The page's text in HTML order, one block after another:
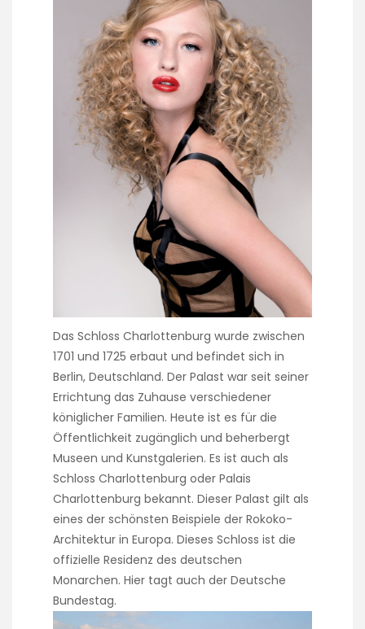
Das Schloss Charlottenburg wurde zwischen
1701 und 1725 erbaut und befindet sich in
Berlin, Deutschland. Der Palast war seit seiner
Errichtung das Zuhause verschiedener
königlicher Familien. Heute ist es für die
Öffentlichkeit zugänglich und beherbergt
Museen und Kunstgalerien. Es ist auch als
Schloss Charlottenburg oder Palais
Charlottenburg bekannt. Dieser Palast gilt als
eines der schönsten Beispiele der Rokoko-
Architektur in Europa. Dieses Schloss ist die
offizielle Residenz des deutschen
Monarchen. Hier tagt auch der Deutsche
Bundestag.